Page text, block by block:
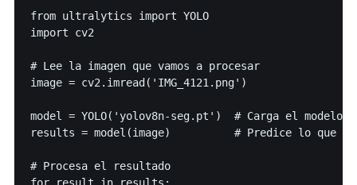
from ultralytics import YOLO
import cv2
# Lee la imagen que vamos a procesar
image = cv2.imread('IMG_4121.png')
model = YOLO('yolov8n-seg.pt')  # Carga el modelo
results = model(image)          # Predice lo que
# Procesa el resultado
for result in results: